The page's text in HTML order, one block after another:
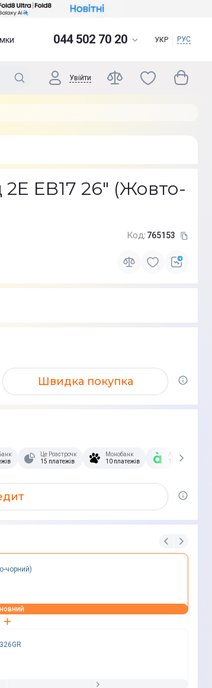
044 502 70 20 УКР РУС
Увійти
EB17 26" (Жовто-
Код: 765153
Швидка покупка
Це Розстрочка
15 платежів
Монобанк
10 платежів
А-Банк
10 платежів
чорний)